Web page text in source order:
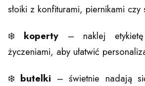
słoiki z konfiturami, piernikami czy
❄️ koperty – naklej
życzeniami, aby ułatwić
❄️ butelki – świetnie nadają